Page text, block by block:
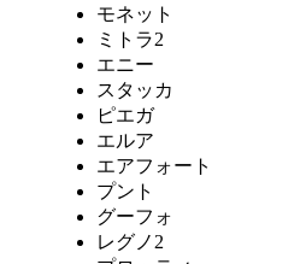
モネット
ミトラ2
エニー
スタッカ
ピエガ
エルア
エアフォート
プント
グーフォ
レグノ2